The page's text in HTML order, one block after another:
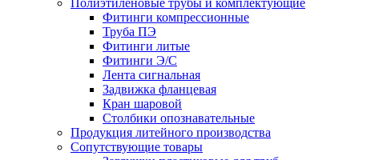
Полиэтиленовые трубы и комплектующие
Фитинги компрессионные
Труба ПЭ
Фитинги литые
Фитинги Э/С
Лента сигнальная
Задвижка фланцевая
Кран шаровой
Столбики опознавательные
Продукция литейного производства
Сопутствующие товары